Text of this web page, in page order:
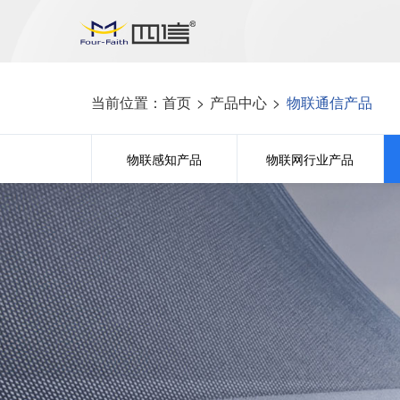
当前位置： 首页 > 产品中心 > 物联通信产品
物联感知产品 物联网行业产品